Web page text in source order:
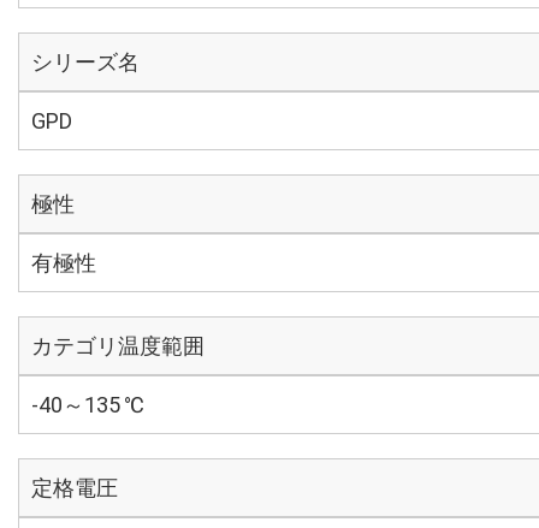
シリーズ名
GPD
極性
有極性
カテゴリ温度範囲
-40～135 ℃
定格電圧